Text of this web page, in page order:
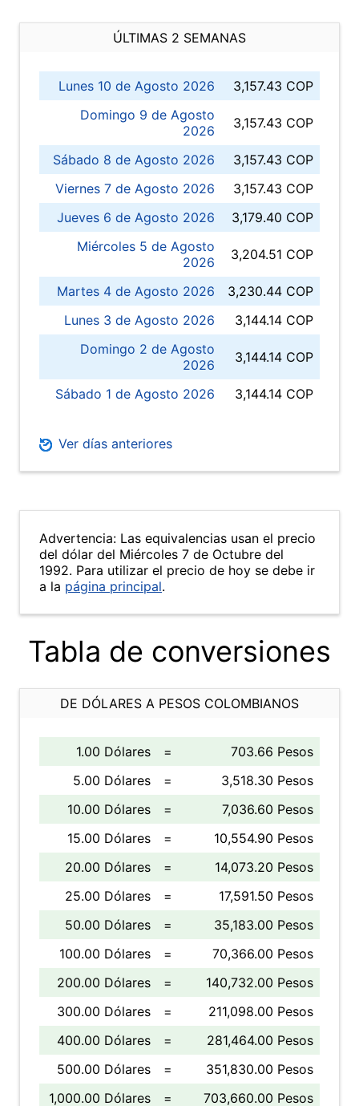
ÚLTIMAS 2 SEMANAS
Lunes 10 de Agosto 2026
3,157.43 COP
Domingo 9 de Agosto
2026
3,157.43 COP
Sábado 8 de Agosto 2026
3,157.43 COP
Viernes 7 de Agosto 2026
3,157.43 COP
Jueves 6 de Agosto 2026
3,179.40 COP
Miércoles 5 de Agosto
2026
3,204.51 COP
Martes 4 de Agosto 2026
3,230.44 COP
Lunes 3 de Agosto 2026
3,144.14 COP
Domingo 2 de Agosto
2026
3,144.14 COP
Sábado 1 de Agosto 2026 3,144.14 COP
Ver días anteriores
Advertencia: Las equivalencias usan el precio
del dólar del Miércoles 7 de Octubre del
1992. Para utilizar el precio de hoy se debe ir
a la página principal.
Tabla de conversiones
DE DÓLARES A PESOS COLOMBIANOS
1.00 Dólares =
703.66 Pesos
5.00 Dólares
=
3,518.30 Pesos
10.00 Dólares
=
7,036.60 Pesos
15.00 Dólares
=
10,554.90 Pesos
20.00 Dólares
=
14,073.20 Pesos
25.00 Dólares
=
17,591.50 Pesos
50.00 Dólares
=
35,183.00 Pesos
100.00 Dólares
=
70,366.00 Pesos
200.00 Dólares
=
140,732.00 Pesos
300.00 Dólares
=
211,098.00 Pesos
400.00 Dólares
=
281,464.00 Pesos
500.00 Dólares
=
351,830.00 Pesos
1,000.00 Dólares
=
703,660.00 Pesos